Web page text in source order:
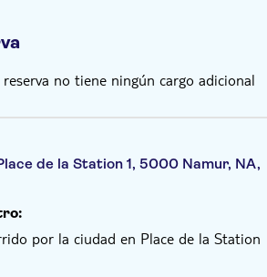
reserva no tiene ningún cargo adicional
de la Station 1, 5000 Namur, NA,
por la ciudad en Place de la Station